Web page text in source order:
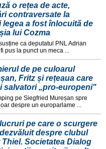
o rețea de acte,
contraversate la
legea a fost înlocuită de
lui Cozma
ca deputatul PNL Adrian
la punct un meca ...
de pe culoarul
Fritz și rețeaua care
salvatori „pro-europeni"
pe Siegfried Mureșan spre
despre un europarlame ...
pe care o scurgere
despre clubul
Societatea Dialog